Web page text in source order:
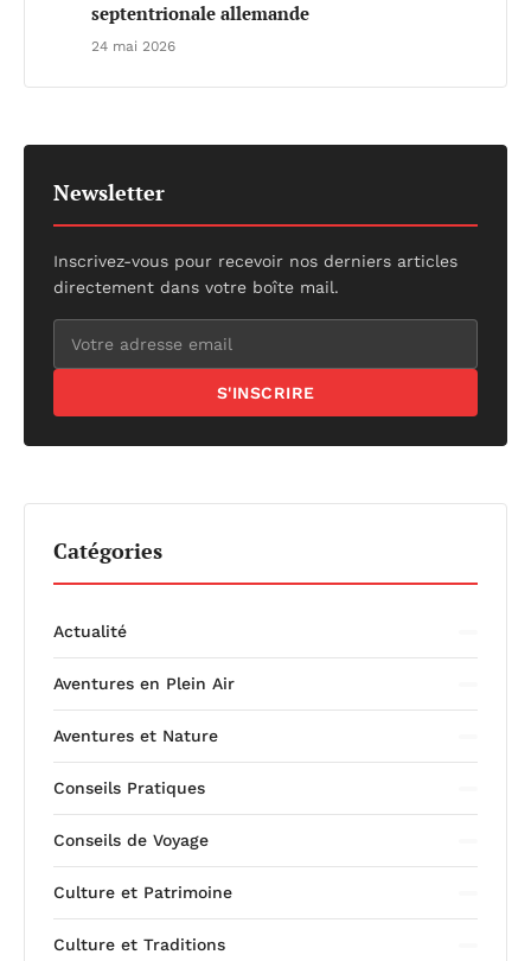
septentrionale allemande
24 mai 2026
Newsletter
Inscrivez-vous pour recevoir nos derniers articles
directement dans votre boîte mail.
S'INSCRIRE
Catégories
Actualité
Aventures en Plein Air
Aventures et Nature
Conseils Pratiques
Conseils de Voyage
Culture et Patrimoine
Culture et Traditions